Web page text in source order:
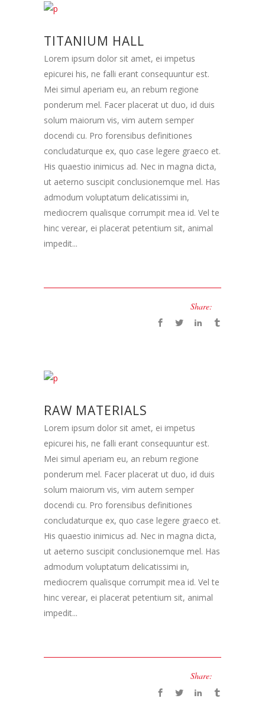
TITANIUM HALL
Lorem ipsum dolor sit amet, ei impetus
epicurei his, ne falli erant consequuntur est.
Mei simul aperiam eu, an rebum regione
ponderum mel. Facer placerat ut duo, id duis
solum maiorum vis, vim autem semper
docendi cu. Pro forensibus definitiones
concludaturque ex, quo case legere graeco et.
His quaestio inimicus ad. Nec in magna dicta,
ut aeterno suscipit conclusionemque mel. Has
admodum voluptatum delicatissimi in,
mediocrem qualisque corrumpit mea id. Vel te
hinc verear, ei placerat petentium sit, animal
impedit...
Share:
RAW MATERIALS
Lorem ipsum dolor sit amet, ei impetus
epicurei his, ne falli erant consequuntur est.
Mei simul aperiam eu, an rebum regione
ponderum mel. Facer placerat ut duo, id duis
solum maiorum vis, vim autem semper
docendi cu. Pro forensibus definitiones
concludaturque ex, quo case legere graeco et.
His quaestio inimicus ad. Nec in magna dicta,
ut aeterno suscipit conclusionemque mel. Has
admodum voluptatum delicatissimi in,
mediocrem qualisque corrumpit mea id. Vel te
hinc verear, ei placerat petentium sit, animal
impedit...
Share: